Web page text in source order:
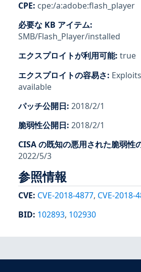
CPE: cpe:/a:adobe:flash_player
必要な KB アイテム:
SMB/Flash_Player/installed
エクスプロイトが利用可能: true
エクスプロイトの容易さ:
available
パッチ公開日: 2018/2/1
脆弱性公開日: 2018/2/1
CISA の既知の悪用された脆弱性
2022/5/3
参照情報
CVE: CVE-2018-4877, CVE-2018-
BID: 102893, 102930